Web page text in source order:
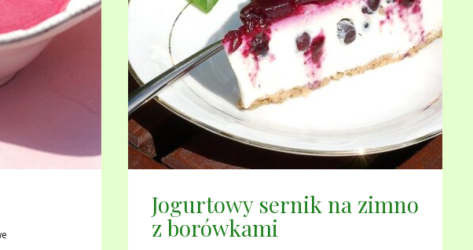
Jogurtowy sernik na zimno
z borówkami